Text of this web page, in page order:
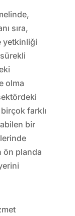
sıra,
yetkinliği
olma
farklı
bir
ön planda